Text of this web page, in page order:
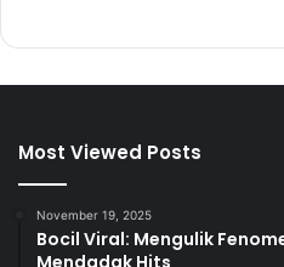
Most Viewed Posts
November 19, 2025
Bocil Viral: Mengulik
Mendadak Hits